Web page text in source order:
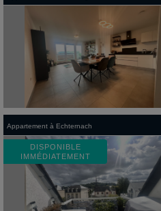
Appartement à Echternach
DISPONIBLE
IMMÉDIATEMENT